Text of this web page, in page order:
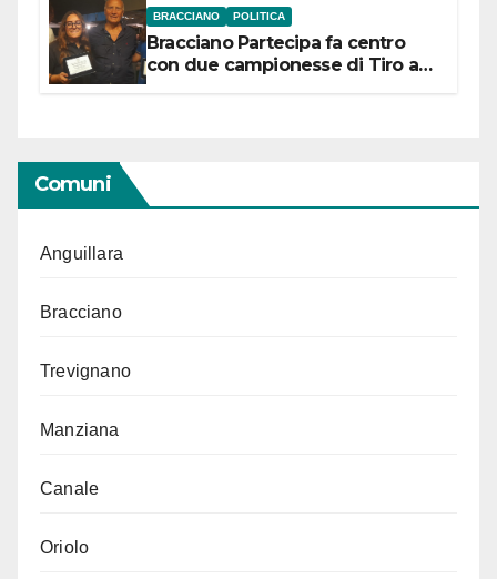
BRACCIANO POLITICA
Bracciano Partecipa fa centro
con due campionesse di Tiro a
Comuni
Anguillara
Bracciano
Trevignano
Manziana
Canale
Oriolo